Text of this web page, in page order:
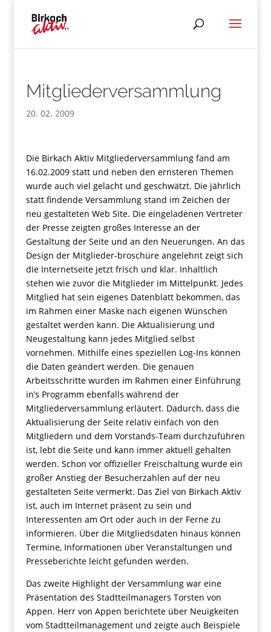
Mitgliederversammlung
20. 02. 2009
Die Birkach Aktiv Mitgliederversammlung fand am
16.02.2009 statt und neben den ernsteren Themen
wurde auch viel gelacht und geschwätzt. Die jährlich
statt findende Versammlung stand im Zeichen der
neu gestalteten Web Site. Die eingeladenen Vertreter
der Presse zeigten großes Interesse an der
Gestaltung der Seite und an den Neuerungen. An das
Design der Mitglieder-broschüre angelehnt zeigt sich
die Internetseite jetzt frisch und klar. Inhaltlich
stehen wie zuvor die Mitglieder im Mittelpunkt. Jedes
Mitglied hat sein eigenes Datenblatt bekommen, das
im Rahmen einer Maske nach eigenen Wünschen
gestaltet werden kann. Die Aktualisierung und
Neugestaltung kann jedes Mitglied selbst
vornehmen. Mithilfe eines speziellen Log-Ins können
die Daten geändert werden. Die genauen
Arbeitsschritte wurden im Rahmen einer Einführung
in’s Programm ebenfalls während der
Mitgliederversammlung erläutert. Dadurch, dass die
Aktualisierung der Seite relativ einfach von den
Mitgliedern und dem Vorstands-Team durchzuführen
ist, lebt die Seite und kann immer aktuell gehalten
werden. Schon vor offizieller Freischaltung wurde ein
großer Anstieg der Besucherzahlen auf der neu
gestalteten Seite vermerkt. Das Ziel von Birkach Aktiv
ist, auch im Internet präsent zu sein und
Interessenten am Ort oder auch in der Ferne zu
informieren. Über die Mitgliedsdaten hinaus können
Termine, Informationen über Veranstaltungen und
Presseberichte leicht gefunden werden.
Das zweite Highlight der Versammlung war eine
Präsentation des Stadtteilmanagers Torsten von
Appen. Herr von Appen berichtete über Neuigkeiten
vom Stadtteilmanagement und zeigte auch Beispiele